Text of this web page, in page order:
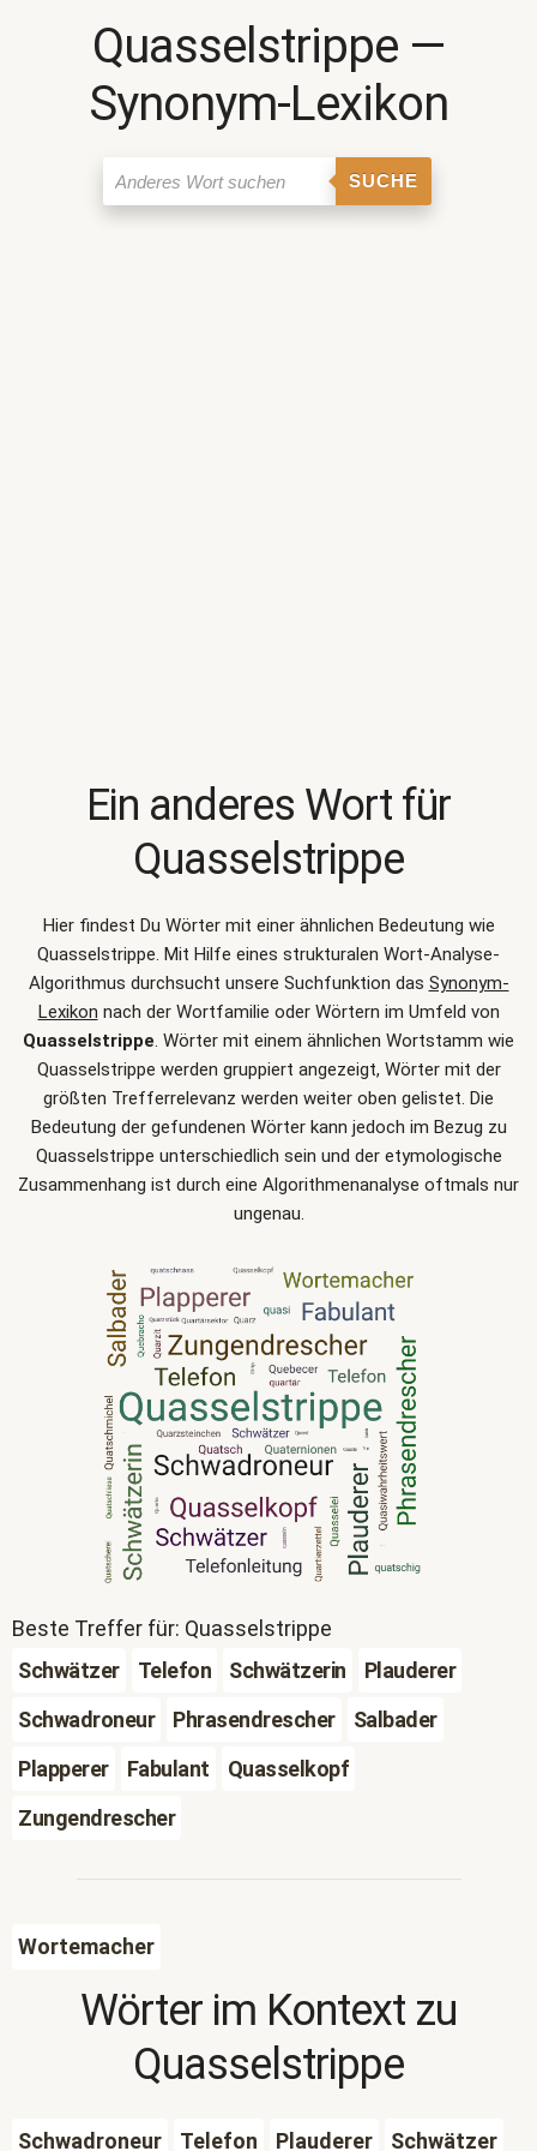
Quasselstrippe ―
Synonym-Lexikon
SUCHE
Ein anderes Wort für
Quasselstrippe
Hier findest Du Wörter mit einer ähnlichen Bedeutung wie
Quasselstrippe. Mit Hilfe eines strukturalen Wort-Analyse-
Algorithmus durchsucht unsere Suchfunktion das Synonym-
Lexikon nach der Wortfamilie oder Wörtern im Umfeld von
Quasselstrippe. Wörter mit einem ähnlichen Wortstamm wie
Quasselstrippe werden gruppiert angezeigt, Wörter mit der
größten Trefferrelevanz werden weiter oben gelistet. Die
Bedeutung der gefundenen Wörter kann jedoch im Bezug zu
Quasselstrippe unterschiedlich sein und der etymologische
Zusammenhang ist durch eine Algorithmenanalyse oftmals nur
ungenau.
Beste Treffer für: Quasselstrippe
Schwätzer
Telefon Schwätzerin
Plauderer
Schwadroneur
Phrasendrescher
Salbader
Plapperer
Fabulant
Quasselkopf
Zungendrescher
Wortemacher
Wörter im Kontext zu
Quasselstrippe
Schwadroneur Telefon Plauderer Schwätzer